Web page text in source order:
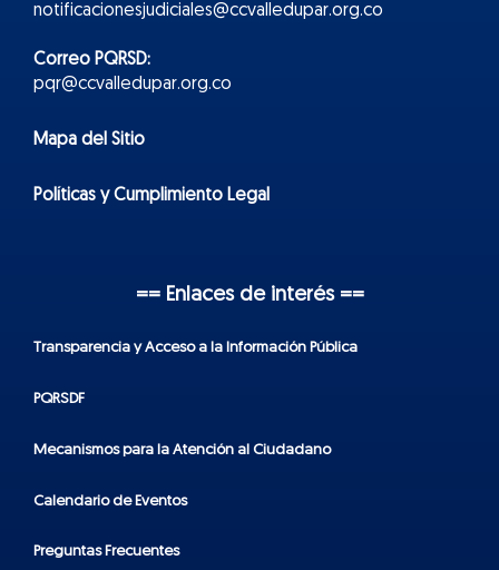
notificacionesjudiciales@ccvalledupar.org.co
Correo PQRSD:
pqr@ccvalledupar.org.co
Mapa del Sitio
Políticas y Cumplimiento Legal
== Enlaces de interés ==
Transparencia y Acceso a la Información Pública
PQRSDF
Mecanismos para la Atención al Ciudadano
Calendario de Eventos
Preguntas Frecuentes